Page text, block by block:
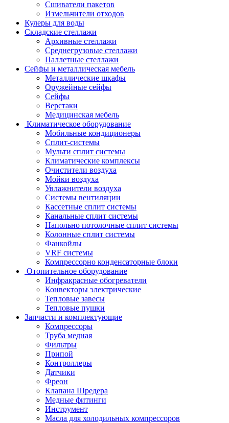
Сшиватели пакетов
Измельчители отходов
Кулеры для воды
Складские стеллажи
Архивные стеллажи
Среднегрузовые стеллажи
Паллетные стеллажи
Сейфы и металлическая мебель
Металлические шкафы
Оружейные сейфы
Сейфы
Верстаки
Медицинская мебель
Климатическое оборудование
Мобильные кондиционеры
Сплит-системы
Мульти сплит системы
Климатические комплексы
Очистители воздуха
Мойки воздуха
Увлажнители воздуха
Системы вентиляции
Кассетные сплит системы
Канальные сплит системы
Напольно потолочные сплит системы
Колонные сплит системы
Фанкойлы
VRF системы
Компрессорно конденсаторные блоки
Отопительное оборудование
Инфракрасные обогреватели
Конвекторы электрические
Тепловые завесы
Тепловые пушки
Запчасти и комплектующие
Компрессоры
Труба медная
Фильтры
Припой
Контроллеры
Датчики
Фреон
Клапана Шредера
Медные фитинги
Инструмент
Масла для холодильных компрессоров